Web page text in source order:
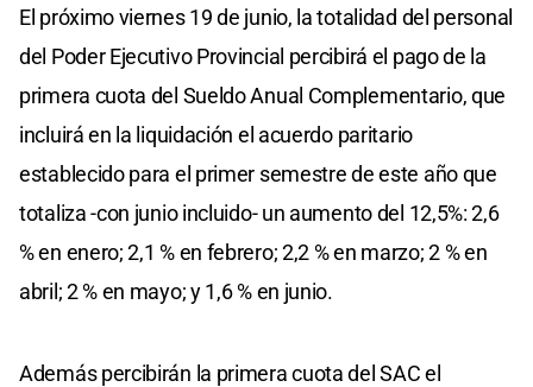
El próximo viernes 19 de junio, la totalidad del personal
del Poder Ejecutivo Provincial percibirá el pago de la
primera cuota del Sueldo Anual Complementario, que
incluirá en la liquidación el acuerdo paritario
establecido para el primer semestre de este año que
totaliza -con junio incluido- un aumento del 12,5%: 2,6
% en enero; 2,1 % en febrero; 2,2 % en marzo; 2 % en
abril; 2 % en mayo; y 1,6 % en junio.
Además percibirán la primera cuota del SAC el